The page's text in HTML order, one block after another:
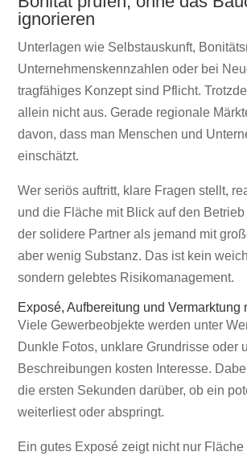
ignorieren
Unterlagen wie Selbstauskunft,
Unternehmenskennzahlen oder bei
tragfähiges Konzept sind Pflicht.
allein nicht aus. Gerade regionale
davon, dass man Menschen und
einschätzt.
Wer seriös auftritt, klare Fragen stellt,
und die Fläche mit Blick auf den
der solidere Partner als jemand mit
aber wenig Substanz. Das ist kein
sondern gelebtes Risikomanagement.
Exposé, Aufbereitung und Vermarktung
Viele Gewerbeobjekte werden unter
Dunkle Fotos, unklare Grundrisse oder
Beschreibungen kosten Interesse.
die ersten Sekunden darüber, ob ein
weiterliest oder abspringt.
Ein gutes Exposé zeigt nicht nur Fläche